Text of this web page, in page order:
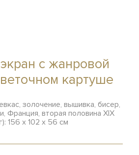
с жанровой
картуше
золочение, вышивка, бисер,
Франция, вторая половина XIX
156 х 102 х 56 см